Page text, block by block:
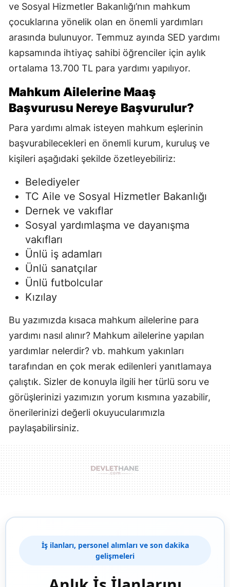
ve Sosyal Hizmetler Bakanlığı’nın mahkum
çocuklarına yönelik olan en önemli yardımları
arasında bulunuyor. Temmuz ayında SED yardımı
kapsamında ihtiyaç sahibi öğrenciler için aylık
ortalama 13.700 TL para yardımı yapılıyor.
Mahkum Ailelerine Maaş
Başvurusu Nereye Başvurulur?
Para yardımı almak isteyen mahkum eşlerinin
başvurabilecekleri en önemli kurum, kuruluş ve
kişileri aşağıdaki şekilde özetleyebiliriz:
Belediyeler
TC Aile ve Sosyal Hizmetler Bakanlığı
Dernek ve vakıflar
Sosyal yardımlaşma ve dayanışma
vakıfları
Ünlü iş adamları
Ünlü sanatçılar
Ünlü futbolcular
Kızılay
Bu yazımızda kısaca mahkum ailelerine para
yardımı nasıl alınır? Mahkum ailelerine yapılan
yardımlar nelerdir? vb. mahkum yakınları
tarafından en çok merak edilenleri yanıtlamaya
çalıştık. Sizler de konuyla ilgili her türlü soru ve
görüşlerinizi yazımızın yorum kısmına yazabilir,
önerilerinizi değerli okuyucularımızla
paylaşabilirsiniz.
İş ilanları, personel alımları ve son dakika
gelişmeleri